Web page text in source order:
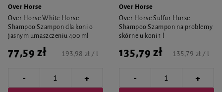
Over Horse
Over Horse White Horse
Shampoo Szampon dla koni o
jasnym umaszczeniu 400 ml
77,59 zł 193,98 zł / l
- +
Over Horse
Over Horse Sulfur Horse
Shampoo Szampon na problemy
skórne u koni 1 l
135,79 zł 135,79 zł / l
- +